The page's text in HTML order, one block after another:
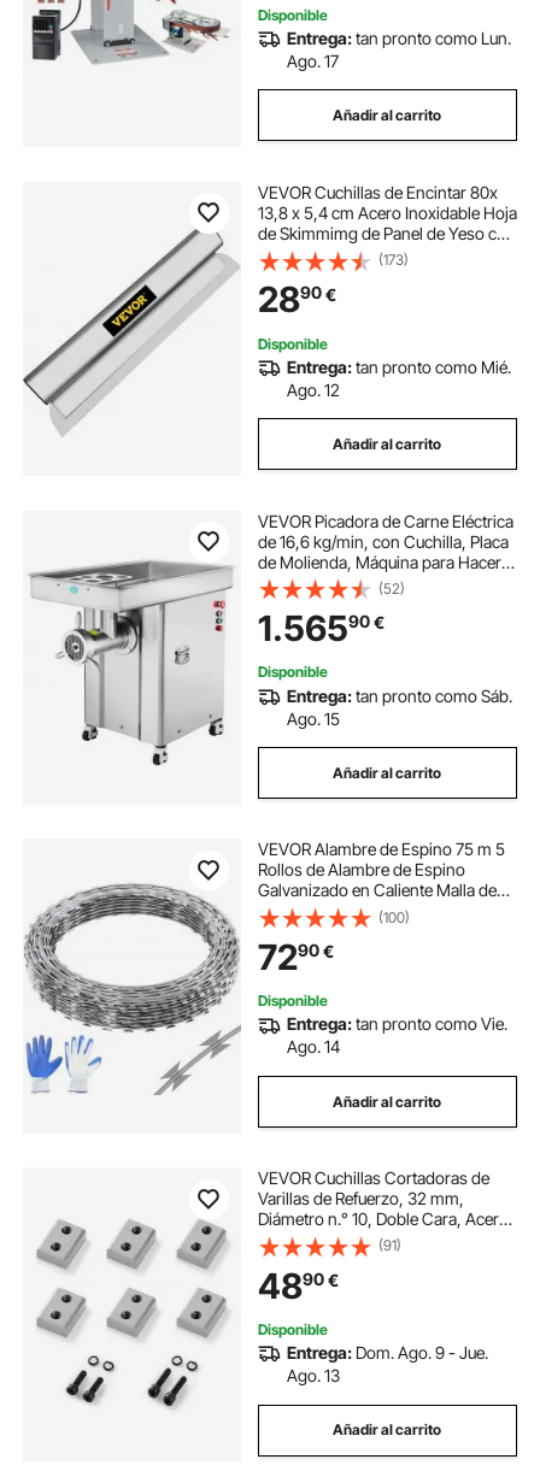
Disponible
Entrega:tan pronto como Lun.
Ago. 17
Añadir al carrito
VEVOR Cuchillas de Encintar 80x
13,8 x 5,4 cm Acero Inoxidable Hoja
de Skimmimg de Panel de Yeso con
Grosor de la Hoja de 0,5 mm
Espátula de Encintar Masilla para
Entrar en Junta y Costura Estrecha
(173)
2890€
Disponible
Entrega:tan pronto como Mié.
Ago. 12
Añadir al carrito
VEVOR Picadora de Carne Eléctrica
de 16,6 kg/min, con Cuchilla, Placa
de Molienda, Máquina para Hacer
Salchichas, de Acero Inoxidable
para Cocina, Restaurante,
Carnicería, 930 x 598 x 885 mm,
42#
(52)
1.56590€
Disponible
Entrega:tan pronto como Sáb.
Ago. 15
Añadir al carrito
VEVOR Alambre de Espino 75 m 5
Rollos de Alambre de Espino
Galvanizado en Caliente Malla de
Alambre Protección Anti-Intrusión
Cuchillas de Espino Afiladas con
Guantes Protectores para Jardín,
Balcón
(100)
7290€
Disponible
Entrega:tan pronto como Vie.
Ago. 14
Añadir al carrito
VEVOR Cuchillas Cortadoras de
Varillas de Refuerzo, 32 mm,
Diámetro n.° 10, Doble Cara, Acero
Cr12MoV de Alta Dureza, Versátil,
con Tornillos y Arandelas de
Resorte. 40 x 30 x 15 mm, 6 uds,
Plata
(91)
4890€
Disponible
Entrega: Dom. Ago. 9 - Jue.
Ago. 13
Añadir al carrito